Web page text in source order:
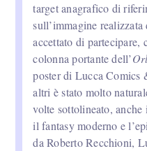
target anagrafico di
sull’immagine
accettato di partecipare,
colonna portante dell’
poster di Lucca Comics
altri è stato molto
volte sottolineato,
il fantasy moderno e
da Roberto Recchioni,